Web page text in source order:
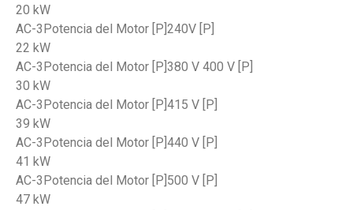
20 kW
AC-3Potencia del Motor [P]240V [P]
22 kW
AC-3Potencia del Motor [P]380 V 400 V [P]
30 kW
AC-3Potencia del Motor [P]415 V [P]
39 kW
AC-3Potencia del Motor [P]440 V [P]
41 kW
AC-3Potencia del Motor [P]500 V [P]
47 kW